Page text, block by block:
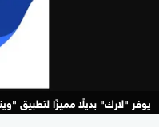
يوفر "لارك" بديلًا مميزًا لتطبيق